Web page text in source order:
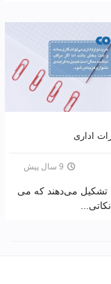
9 سال پیش
تشکیل می‌دهند که می